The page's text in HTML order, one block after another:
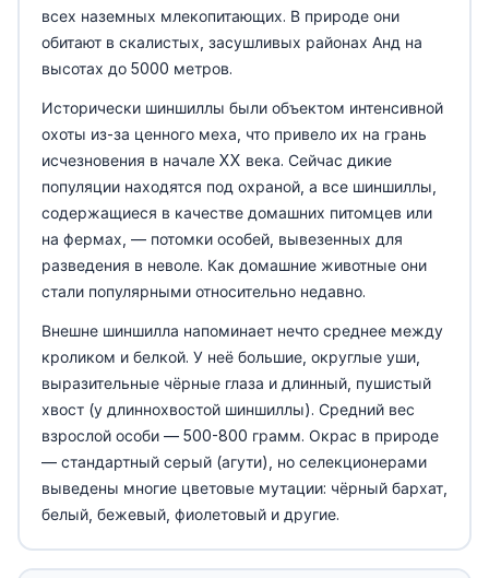
всех наземных млекопитающих. В природе они
обитают в скалистых, засушливых районах Анд на
высотах до 5000 метров.
Исторически шиншиллы были объектом интенсивной
охоты из-за ценного меха, что привело их на грань
исчезновения в начале XX века. Сейчас дикие
популяции находятся под охраной, а все шиншиллы,
содержащиеся в качестве домашних питомцев или
на фермах, — потомки особей, вывезенных для
разведения в неволе. Как домашние животные они
стали популярными относительно недавно.
Внешне шиншилла напоминает нечто среднее между
кроликом и белкой. У неё большие, округлые уши,
выразительные чёрные глаза и длинный, пушистый
хвост (у длиннохвостой шиншиллы). Средний вес
взрослой особи — 500-800 грамм. Окрас в природе
— стандартный серый (агути), но селекционерами
выведены многие цветовые мутации: чёрный бархат,
белый, бежевый, фиолетовый и другие.